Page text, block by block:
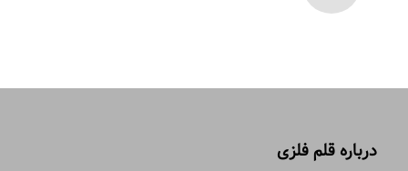
درباره قلم فلزی